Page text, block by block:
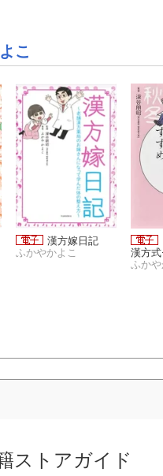
こ
漢方嫁日記
ふかやかよこ
漢方式
すすめ
ふかや
ふかやかよこ
ストアガイド